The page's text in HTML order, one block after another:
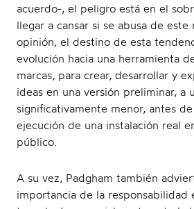
acuerdo-, el peligro está en el
llegar a cansar si se abusa de este
opinión, el destino de esta
evolución hacia una herramienta
marcas, para crear, desarrollar y
ideas en una versión preliminar, a
significativamente menor, antes
ejecución de una instalación real
público.
A su vez, Padgham también
importancia de la responsabilidad